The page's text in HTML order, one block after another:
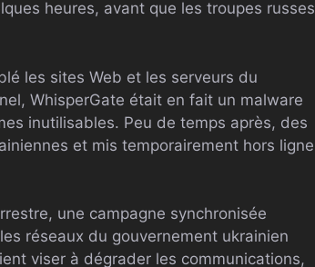
heures, avant que les troupes russes
les sites Web et les serveurs du
WhisperGate était en fait un malware
inutilisables. Peu de temps après, des
et mis temporairement hors ligne
une campagne synchronisée
réseaux du gouvernement ukrainien
viser à dégrader les communications,